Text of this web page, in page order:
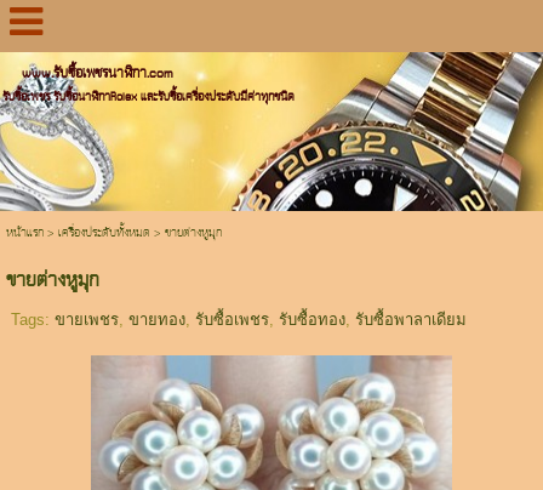
www.รับซื้อเพชรนาฬิกา.com
รับซื้อเพชร รับซื้อนาฬิกาRolex และรับซื้อเครื่องประดับมีค่าทุกชนิด
หน้าแรก> เครื่องประดับทั้งหมด > ขายต่างหูมุก
ขายต่างหูมุก
Tags: ขายเพชร, ขายทอง, รับซื้อเพชร, รับซื้อทอง, รับซื้อพาลาเดียม